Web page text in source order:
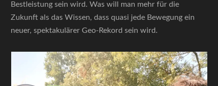
Bestleistung sein wird. Was will man mehr für die
Zukunft als das Wissen, dass quasi jede Bewegung ein
neuer, spektakulärer Geo-Rekord sein wird.